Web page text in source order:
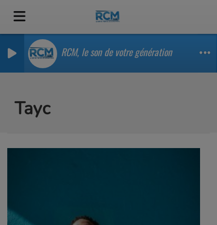
RCM, le son de votre génération
Tayc